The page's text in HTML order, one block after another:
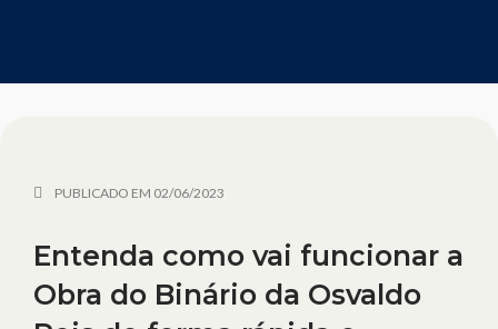
PUBLICADO EM 02/06/2023
Entenda como vai funcionar a
Obra do Binário da Osvaldo